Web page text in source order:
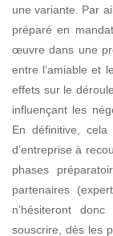
une variante. Par
préparé en
œuvre dans une
entre l’amiable et
effets sur le
influençant les
En définitive,
d’entreprise à
phases
partenaires
n’hésiteront
souscrire, dès les